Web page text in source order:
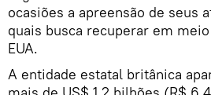
ocasiões a apreensão de seus
quais busca recuperar em
EUA.
A entidade estatal britânica